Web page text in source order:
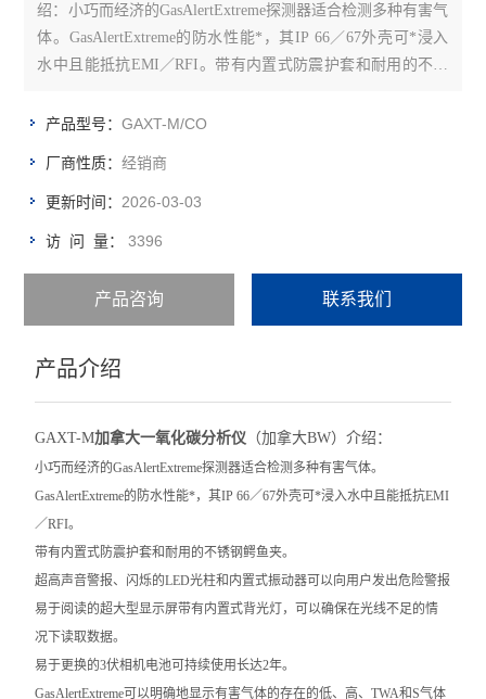
查看全部 >>
绍：小巧而经济的GasAlertExtreme探测器适合检测多种有害气
体。GasAlertExtreme的防水性能*，其IP 66／67外壳可*浸入
水中且能抵抗EMI／RFI。带有内置式防震护套和耐用的不锈
以向用户发出危险警报易于阅读的超大型显示屏带有内置式背
产品型号：GAXT-M/CO
厂商性质：经销商
更新时间：2026-03-03
访 问 量：3396
产品咨询 联系我们
产品介绍
GAXT-M加拿大一氧化碳分析仪 （加拿大BW）介绍：
小巧而经济的GasAlertExtreme探测器适合检测多种有害气体。
GasAlertExtreme的防水性能*，其IP 66／67外壳可*浸入水中且能抵抗EMI
／RFI。
带有内置式防震护套和耐用的不锈钢鳄鱼夹。
超高声音警报、闪烁的LED光柱和内置式振动器可以向用户发出危险警报
易于阅读的超大型显示屏带有内置式背光灯，可以确保在光线不足的情
况下读取数据。
易于更换的3伏相机电池可持续使用长达2年。
GasAlertExtreme可以明确地显示有害气体的存在的低、高、TWA和S气体